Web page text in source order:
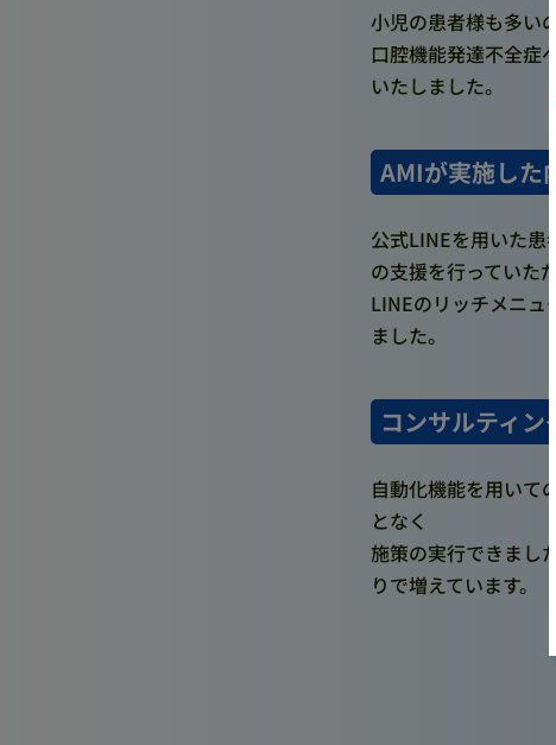
小児の患者様も多い
口腔機能発達不全症
いたしました。
AMIが実施した
公式LINEを用いた患
の支援を行っていた
LINEのリッチメニュ
ました。
コンサルティン
自動化機能を用いて
となく
施策の実行できまし
りで増えています。